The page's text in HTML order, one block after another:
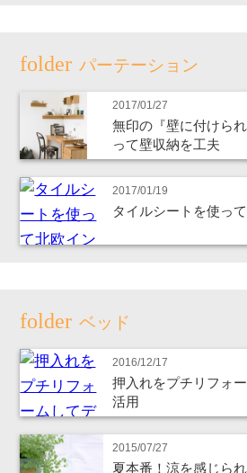
パーテーション
2017/01/27
無印の『壁に付けら
って壁収納を工夫
2017/01/19
タイルシートを使っ
ベッド
2016/12/17
押入れをプチリフォ
活用
2015/07/27
夏本番！涼を感じら